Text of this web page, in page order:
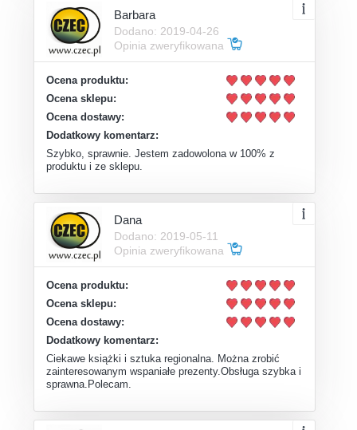
Barbara
Dodano: 2019-04-26
Opinia zweryfikowana
Ocena produktu:
Ocena sklepu:
Ocena dostawy:
Dodatkowy komentarz:
Szybko, sprawnie. Jestem zadowolona w 100% z
produktu i ze sklepu.
Dana
Dodano: 2019-05-11
Opinia zweryfikowana
Ocena produktu:
Ocena sklepu:
Ocena dostawy:
Dodatkowy komentarz:
Ciekawe książki i sztuka regionalna. Można zrobić
zainteresowanym wspaniałe prezenty.Obsługa szybka i
sprawna.Polecam.